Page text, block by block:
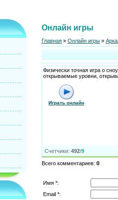
Онлайн игры
Главная » Онлайн игры »
Физически точная игра о
открываемые уровни,
Играть онлайн
Счетчики: 492/9
Всего комментариев: 0
Имя *:
Email *: